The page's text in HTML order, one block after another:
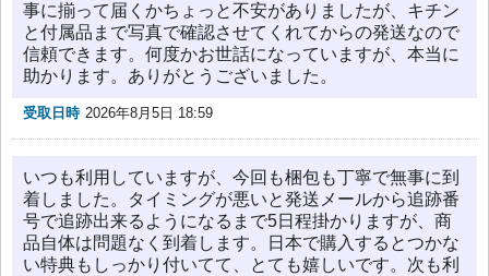
事に揃って届くかちょっと不安がありましたが、キチン
と付属品まで写真で確認させてくれてからの発送なので
信頼できます。何度かお世話になっていますが、本当に
助かります。ありがとうございました。
受取日時 2026年8月5日 18:59
いつも利用していますが、今回も梱包も丁寧で無事に到
着しました。タイミングが悪いと発送メールから追跡番
号で追跡出来るようになるまで5日程掛かりますが、商
品自体は問題なく到着します。日本で購入するとつかな
い特典もしっかり付いてて、とても嬉しいです。次も利